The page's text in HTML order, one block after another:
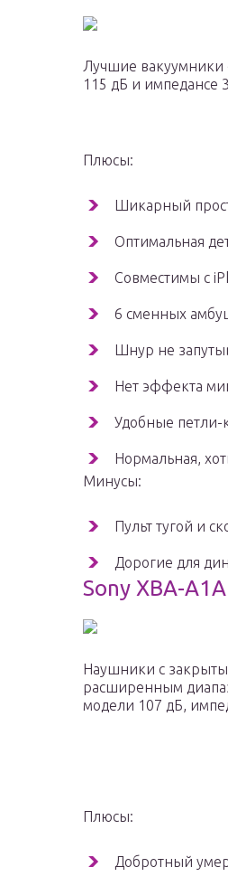
Лучшие вакуумники
115 дБ и импедансе
Плюсы:
Шикарный
Оптимальная
Совместимы с
6 сменных
Шнур не
Нет эффекта
Удобные петли-
Нормальная,
Минусы:
Пульт тугой и
Дорогие для
Sony XBA-
Наушники с
расширенным
модели 107 дБ,
Плюсы:
Добротный